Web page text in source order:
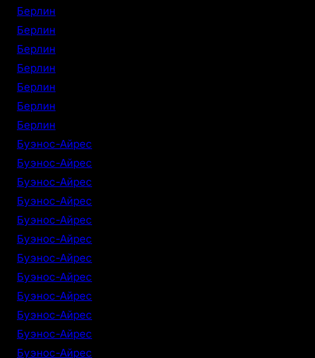
Берлин
Берлин
Берлин
Берлин
Берлин
Берлин
Берлин
Буэнос-Айрес
Буэнос-Айрес
Буэнос-Айрес
Буэнос-Айрес
Буэнос-Айрес
Буэнос-Айрес
Буэнос-Айрес
Буэнос-Айрес
Буэнос-Айрес
Буэнос-Айрес
Буэнос-Айрес
Буэнос-Айрес